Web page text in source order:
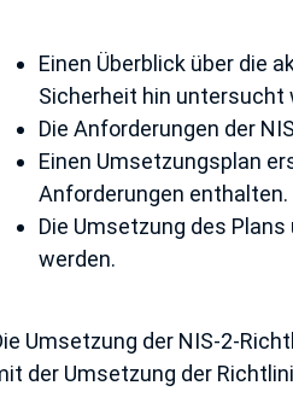
Einen Überblick über die
Sicherheit hin untersucht
Die Anforderungen der
Einen Umsetzungsplan
Anforderungen enthalten.
Die Umsetzung des
werden.
Umsetzung der NIS-2-
der Umsetzung der